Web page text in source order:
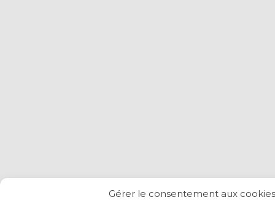
Gérer le consentement aux cookies